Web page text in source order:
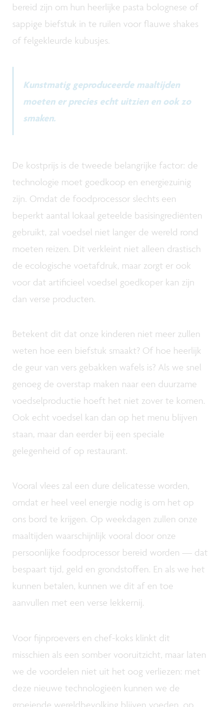
bereid zijn om hun heerlijke pasta bolognese of
sappige biefstuk in te ruilen voor flauwe shakes
of felgekleurde kubusjes.
Kunstmatig geproduceerde maaltijden
moeten er precies echt uitzien en ook zo
smaken.
De kostprijs is de tweede belangrijke factor: de
technologie moet goedkoop en energiezuinig
zijn. Omdat de foodprocessor slechts een
beperkt aantal lokaal geteelde basisingrediënten
gebruikt, zal voedsel niet langer de wereld rond
moeten reizen. Dit verkleint niet alleen drastisch
de ecologische voetafdruk, maar zorgt er ook
voor dat artificieel voedsel goedkoper kan zijn
dan verse producten.
Betekent dit dat onze kinderen niet meer zullen
weten hoe een biefstuk smaakt? Of hoe heerlijk
de geur van vers gebakken wafels is? Als we snel
genoeg de overstap maken naar een duurzame
voedselproductie hoeft het niet zover te komen.
Ook echt voedsel kan dan op het menu blijven
staan, maar dan eerder bij een speciale
gelegenheid of op restaurant.
Vooral vlees zal een dure delicatesse worden,
omdat er heel veel energie nodig is om het op
ons bord te krijgen. Op weekdagen zullen onze
maaltijden waarschijnlijk vooral door onze
persoonlijke foodprocessor bereid worden — dat
bespaart tijd, geld en grondstoffen. En als we het
kunnen betalen, kunnen we dit af en toe
aanvullen met een verse lekkernij.
Voor fijnproevers en chef-koks klinkt dit
misschien als een somber vooruitzicht, maar laten
we de voordelen niet uit het oog verliezen: met
deze nieuwe technologieën kunnen we de
groeiende wereldbevolking blijven voeden, op